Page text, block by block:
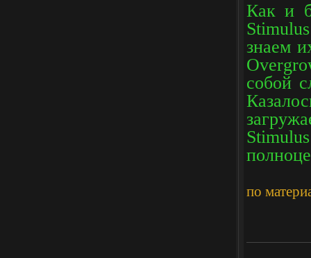
Как и
знаем
собой
по